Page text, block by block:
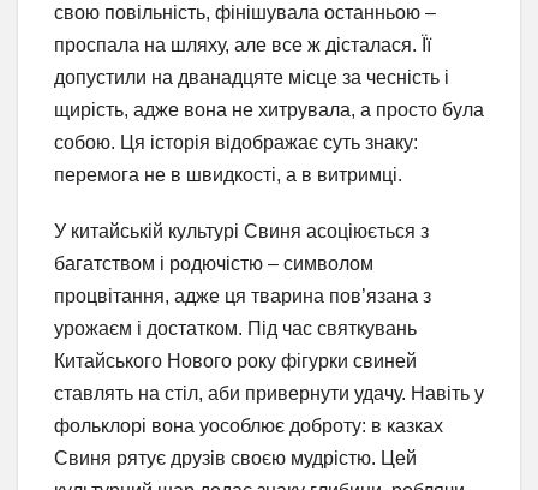
свою повільність, фінішувала останньою –
проспала на шляху, але все ж дісталася. Її
допустили на дванадцяте місце за чесність і
щирість, адже вона не хитрувала, а просто була
собою. Ця історія відображає суть знаку:
перемога не в швидкості, а в витримці.
У китайській культурі Свиня асоціюється з
багатством і родючістю – символом
процвітання, адже ця тварина пов’язана з
урожаєм і достатком. Під час святкувань
Китайського Нового року фігурки свиней
ставлять на стіл, аби привернути удачу. Навіть у
фольклорі вона уособлює доброту: в казках
Свиня рятує друзів своєю мудрістю. Цей